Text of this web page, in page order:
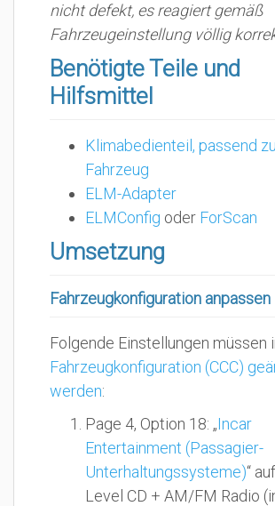
nicht defekt, es reagiert gemäß
Fahrzeugeinstellung völlig
Benötigte Teile und
Hilfsmittel
Klimabedienteil, passend
Fahrzeug
ELM-Adapter
ELMConfig oder ForScan
Umsetzung
Fahrzeugkonfiguration anpassen
Folgende Einstellungen müssen
Fahrzeugkonfiguration (CCC)
werden:
Page 4, Option 18: „Incar
Entertainment (Passagier-
Unterhaltungssysteme)“
Level CD + AM/FM Radio